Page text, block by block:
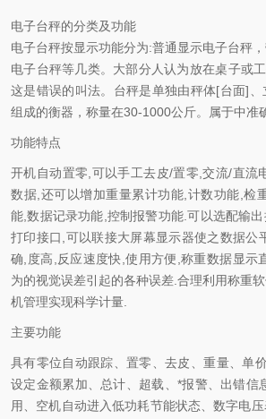
电子台秤的分类及功能
电子台秤按显示功能分为:普通显示电子台秤
电子台秤等几类。大部分人认为放在桌子或工
这是错误的叫法。台秤是单独由秤体[台面]、
组成的衡器，称量在30-1000公斤。属于中准
功能特点
开机自动置零,可以手工去皮/置零,交流/直流
数据,还可以增加重量累计功能,计数功能,检
能,数据记录功能,控制报警功能.可以选配输出
打印接口,可以联接大屏幕显示器使之数据公
确,度高,反应速度快,使用方便,称重数据显示
为的视觉误差引起的各种误差.合理利用称重
机管理实现科学计量.
主要功能
具有零位自动跟踪、置零、去皮、重量、单
设定金额累加、总计、超载、*报警、出错信
用、空机自动进入低功耗节能状态、数字电